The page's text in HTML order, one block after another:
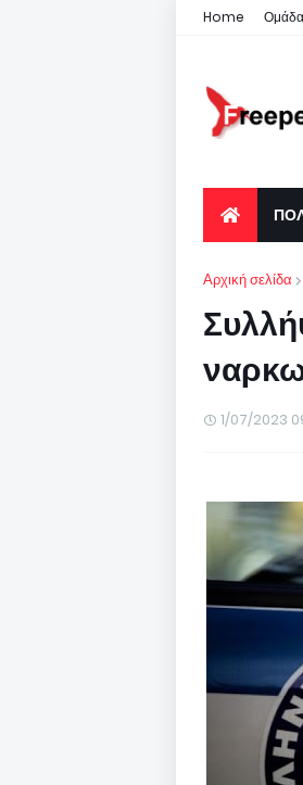
Home Ομάδα
Αρχική σελίδα
1/07/2023